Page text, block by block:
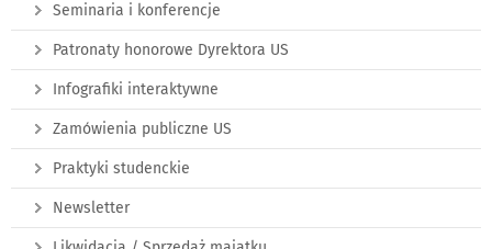
Seminaria i konferencje
Patronaty honorowe Dyrektora US
Infografiki interaktywne
Zamówienia publiczne US
Praktyki studenckie
Newsletter